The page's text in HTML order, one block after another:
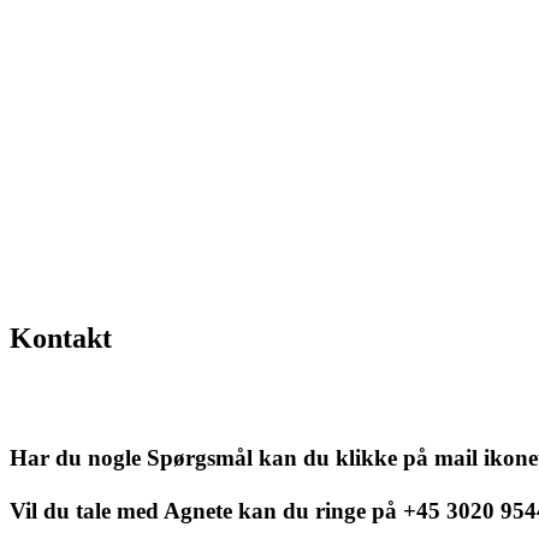
Kontakt
Har du nogle Spørgsmål kan du klikke på mail
Vil du tale med Agnete kan du ringe på +45 3020